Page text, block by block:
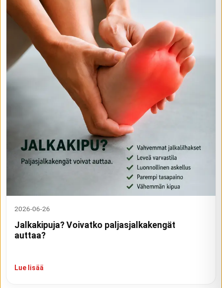
2026-06-26
Jalkakipuja? Voivatko paljasjalkakengät
auttaa?
Lue lisää